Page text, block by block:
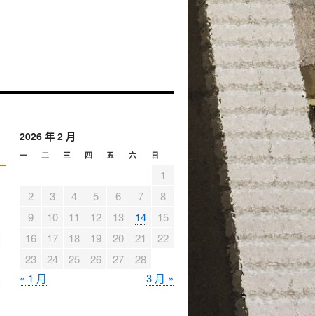
2026 年 2 月
一 二 三 四 五 六 日
1
2
3 4 5 6 7
8
9
10 11 12 13 14
15
16
17 18 19 20 21
22
23
24 25 26 27
28
« 1 月
3 月 »